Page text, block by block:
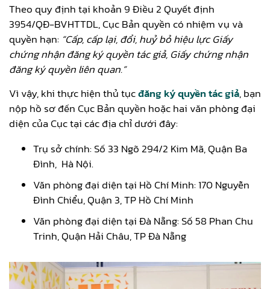
Theo quy định tại khoản 9 Điều 2 Quyết định
3954/QĐ-BVHTTDL, Cục Bản quyền có nhiệm vụ và
quyền hạn: “Cấp, cấp lại, đổi, huỷ bỏ hiệu lực Giấy
chứng nhận đăng ký quyền tác giả, Giấy chứng nhận
đăng ký quyền liên quan.”
Vì vậy, khi thực hiện thủ tụcđăng ký quyền tác giả, bạn
nộp hồ sơ đến Cục Bản quyền hoặc hai văn phòng đại
diện của Cục tại các địa chỉ dưới đây:
Trụ sở chính: Số 33 Ngõ 294/2 Kim Mã, Quận Ba
Đình, Hà Nội.
Văn phòng đại diện tại Hồ Chí Minh: 170 Nguyễn
Đình Chiểu, Quận 3, TP Hồ Chí Minh
Văn phòng đại diện tại Đà Nẵng: Số 58 Phan Chu
Trinh, Quận Hải Châu, TP Đà Nẵng